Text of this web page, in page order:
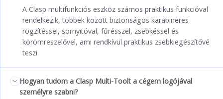
A Clasp multifunkciós eszköz számos praktikus funkcióval
rendelkezik, többek között biztonságos karabineres
rögzítéssel, sörnyitóval, fűrésszel, zsebkéssel és
körömreszelővel, ami rendkívül praktikus zsebkiegészítővé
teszi.
Hogyan tudom a Clasp Multi-Toolt a cégem logójával
személyre szabni?